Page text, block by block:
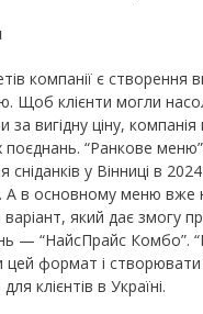
компанії є створення
Щоб клієнти могли
за вигідну ціну,
“Ранкове
сніданків у Вінниці в
А в основному меню вже
варіант, який дає змогу
— “НайсПрайс Комбо”.
цей формат і
клієнтів в Україні.